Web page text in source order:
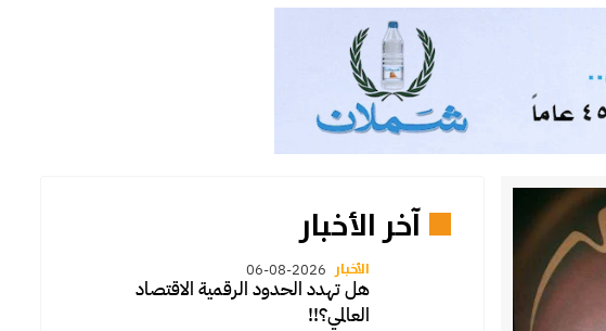
آخر الأخبار
الأخبار 06-08-2026
هل تهدد الحدود الرقمية الاقتصاد
العالمي؟!!